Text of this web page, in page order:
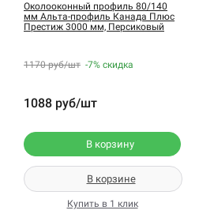
Околооконный профиль 80/140
мм Альта-профиль Канада Плюс
Престиж 3000 мм, Персиковый
1170 руб/шт -7% скидка
1088 руб/шт
В корзину
В корзине
Купить в 1 клик